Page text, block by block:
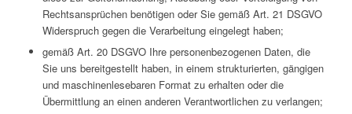
Rechtsansprüchen benötigen oder Sie gemäß Art. 21 DSGVO
Widerspruch gegen die Verarbeitung eingelegt haben;
gemäß Art. 20 DSGVO Ihre personenbezogenen Daten, die
Sie uns bereitgestellt haben, in einem strukturierten, gängigen
und maschinenlesebaren Format zu erhalten oder die
Übermittlung an einen anderen Verantwortlichen zu verlangen;